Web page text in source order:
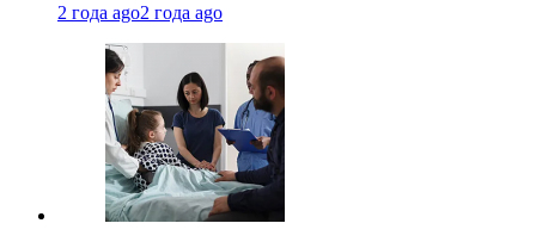
2 года ago2 года ago